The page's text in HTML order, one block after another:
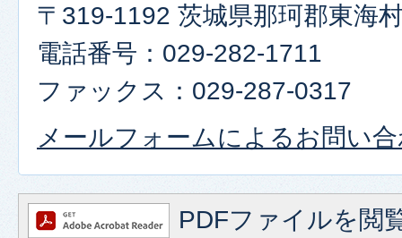
〒319-1192 茨城県那珂郡東海
電話番号：029-282-1711
ファックス：029-287-0317
メールフォームによるお問い
PDFファイルを閲